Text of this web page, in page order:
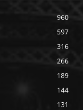
960
597
316
266
189
144
131